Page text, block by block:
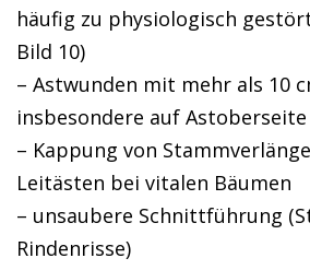
häufig zu physiologisch
Bild 10)
– Astwunden mit mehr als 10
insbesondere auf Astoberseite
– Kappung von
Leitästen bei vitalen Bäumen
– unsaubere Schnittführung
Rindenrisse)